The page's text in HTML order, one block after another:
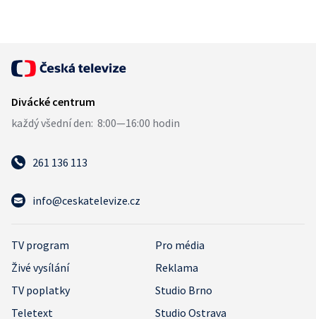
261 136 113
info@ceskatelevize.cz
TV program
Pro média
Živé vysílání
Reklama
TV poplatky
Studio Brno
Teletext
Studio Ostrava